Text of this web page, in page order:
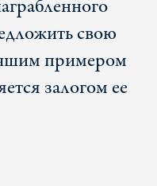
свою
примером
залогом ее